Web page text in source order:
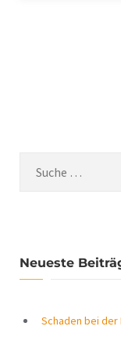
Neueste
Schaden bei der